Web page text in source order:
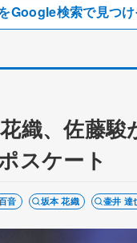
Google検索で見つ
織、佐藤
スケート
音 坂本 花織 壷井 達